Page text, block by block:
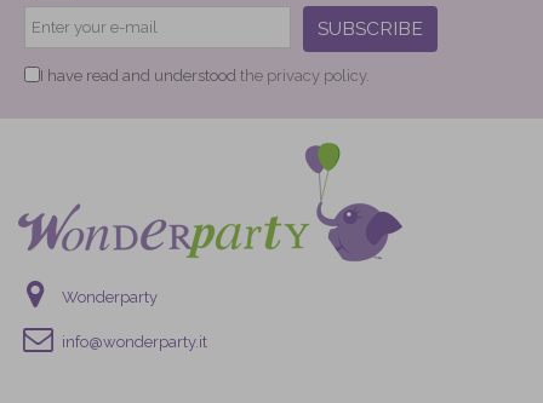
SUBSCRIBE
I have read and understood the privacy policy.
Wonderparty
info@wonderparty.it